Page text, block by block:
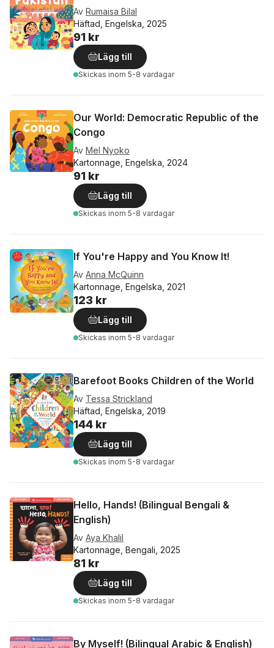
Av Rumaisa Bilal
Häftad, Engelska, 2025
91 kr
Lägg till
Skickas inom 5-8 vardagar
Our World: Democratic Republic of the
Congo
Av Mel Nyoko
Kartonnage, Engelska, 2024
91 kr
Lägg till
Skickas inom 5-8 vardagar
If You're Happy and You Know It!
Av Anna McQuinn
Kartonnage, Engelska, 2021
123 kr
Lägg till
Skickas inom 5-8 vardagar
Barefoot Books Children of the World
Av Tessa Strickland
Häftad, Engelska, 2019
144 kr
Lägg till
Skickas inom 5-8 vardagar
Hello, Hands! (Bilingual Bengali &
English)
Av Aya Khalil
Kartonnage, Bengali, 2025
81 kr
Lägg till
Skickas inom 5-8 vardagar
By Myself! (Bilingual Arabic & English)